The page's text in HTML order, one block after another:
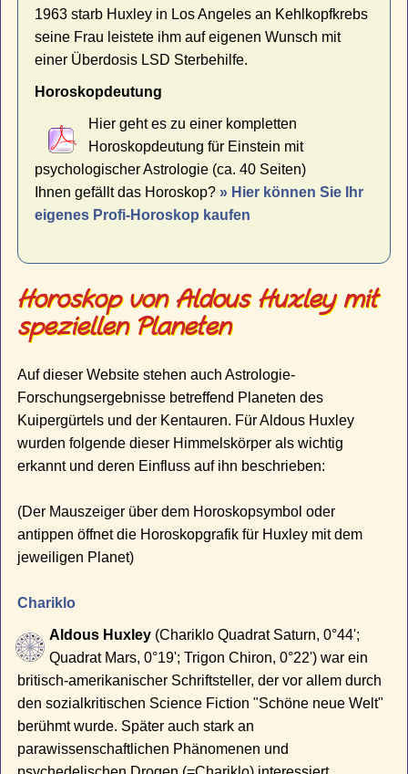
1963 starb Huxley in Los Angeles an Kehlkopfkrebs
seine Frau leistete ihm auf eigenen Wunsch mit
einer Überdosis LSD Sterbehilfe.
Horoskopdeutung
Hier geht es zu einer kompletten
Horoskopdeutung für Einstein mit
psychologischer Astrologie (ca. 40 Seiten)
Ihnen gefällt das Horoskop?» Hier können Sie Ihr
eigenes Profi-Horoskop kaufen
Horoskop von Aldous Huxley mit
speziellen Planeten
Auf dieser Website stehen auch Astrologie-
Forschungsergebnisse betreffend Planeten des
Kuipergürtels und der Kentauren. Für Aldous Huxley
wurden folgende dieser Himmelskörper als wichtig
erkannt und deren Einfluss auf ihn beschrieben:
(Der Mauszeiger über dem Horoskopsymbol oder
antippen öffnet die Horoskopgrafik für Huxley mit dem
jeweiligen Planet)
Chariklo
Aldous Huxley (Chariklo Quadrat Saturn, 0°44';
Quadrat Mars, 0°19'; Trigon Chiron, 0°22') war ein
britisch-amerikanischer Schriftsteller, der vor allem durch
den sozialkritischen Science Fiction "Schöne neue Welt"
berühmt wurde. Später auch stark an
parawissenschaftlichen Phänomenen und